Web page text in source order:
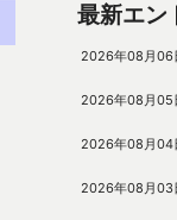
最新エン
2026年08月06
2026年08月05
2026年08月04
2026年08月03